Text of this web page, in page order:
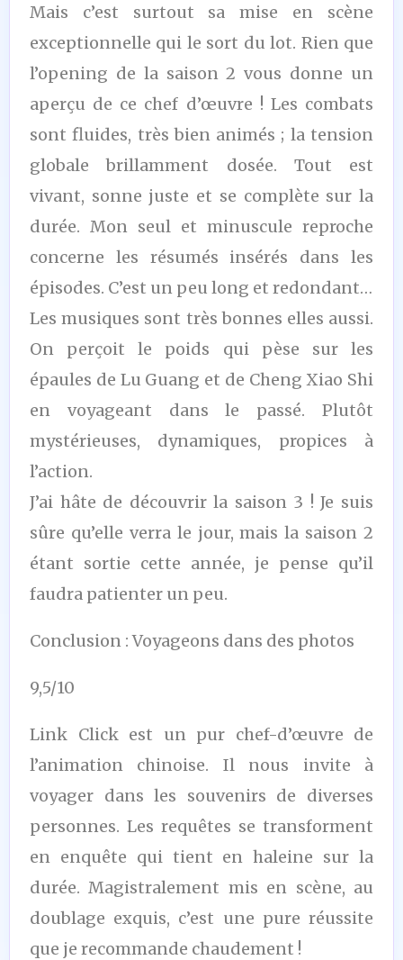
Mais c’est surtout sa mise en scène
exceptionnelle qui le sort du lot. Rien que
l’opening de la saison 2 vous donne un
aperçu de ce chef d’œuvre ! Les combats
sont fluides, très bien animés ; la tension
globale brillamment dosée. Tout est
vivant, sonne juste et se complète sur la
durée. Mon seul et minuscule reproche
concerne les résumés insérés dans les
épisodes. C’est un peu long et redondant…
Les musiques sont très bonnes elles aussi.
On perçoit le poids qui pèse sur les
épaules de Lu Guang et de Cheng Xiao Shi
en voyageant dans le passé. Plutôt
mystérieuses, dynamiques, propices à
l’action.
J’ai hâte de découvrir la saison 3 ! Je suis
sûre qu’elle verra le jour, mais la saison 2
étant sortie cette année, je pense qu’il
faudra patienter un peu.
Conclusion : Voyageons dans des photos
9,5/10
Link Click est un pur chef-d’œuvre de
l’animation chinoise. Il nous invite à
voyager dans les souvenirs de diverses
personnes. Les requêtes se transforment
en enquête qui tient en haleine sur la
durée. Magistralement mis en scène, au
doublage exquis, c’est une pure réussite
que je recommande chaudement !